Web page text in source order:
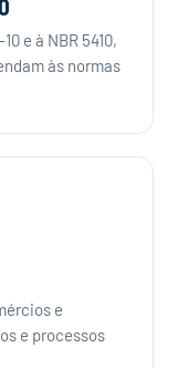
e à NBR 5410,
às normas
e
e processos